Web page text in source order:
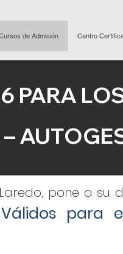
de Admisión Centro
PARA
pone a su
Válidos para